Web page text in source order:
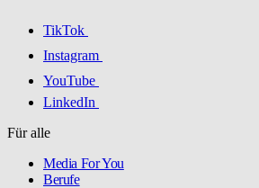
TikTok
Instagram
YouTube
LinkedIn
Für alle
Media For You
Berufe